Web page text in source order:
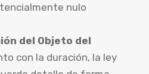
nulo
del Objeto del
con la duración, la ley